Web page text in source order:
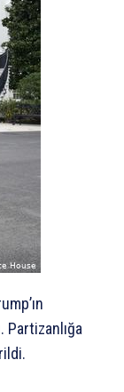
Partizanlığa